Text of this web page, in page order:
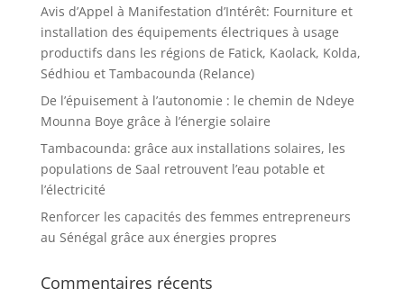
Avis d’Appel à Manifestation d’Intérêt: Fourniture et
installation des équipements électriques à usage
productifs dans les régions de Fatick, Kaolack, Kolda,
Sédhiou et Tambacounda (Relance)
De l’épuisement à l’autonomie : le chemin de Ndeye
Mounna Boye grâce à l’énergie solaire
Tambacounda: grâce aux installations solaires, les
populations de Saal retrouvent l’eau potable et
l’électricité
Renforcer les capacités des femmes entrepreneurs
au Sénégal grâce aux énergies propres
Commentaires récents